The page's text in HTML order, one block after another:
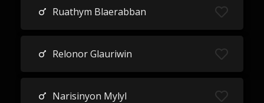
Ruathym Blaerabban
Relonor Glauriwin
Narisinyon Mylyl